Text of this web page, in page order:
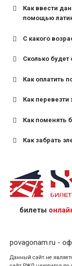
Как ввести
помощью
С какого
для поездов
для
Сколько будет
Как оплатить
Как
Как поменять
Как забрать
назвав
предъявив
кого
билеты
povagonam.ru -
Данный сайт не